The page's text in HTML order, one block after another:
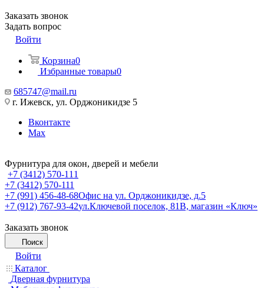
Заказать звонок
Задать вопрос
Войти
Корзина0
Избранные товары0
685747@mail.ru
г. Ижевск, ул. Орджоникидзе 5
Вконтакте
Max
Фурнитура для окон, дверей и мебели
+7 (3412) 570-111
+7 (3412) 570-111
+7 (991) 456-48-68Офис на ул. Орджоникидзе, д.5
+7 (912) 767-93-42ул.Ключевой поселок, 81В, магазин «Ключ»
Заказать звонок
Поиск
Войти
Каталог
Дверная фурнитура